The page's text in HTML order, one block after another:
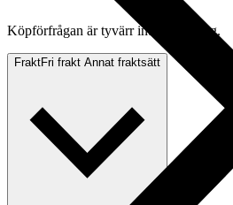
Köpförfrågan är tyvärr inte tillgänglig.
FraktFri frakt Annat fraktsätt